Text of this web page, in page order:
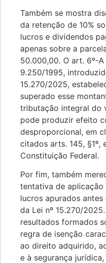
Também se mostra
da retenção de 10%
lucros e dividendos
apenas sobre a
50.000,00. O art. 6º-A
9.250/1995,
15.270/2025,
superado esse
tributação integral do
pode produzir efeito
desproporcional, em
citados arts. 145, §1º,
Constituição Federal.
Por fim, também
tentativa de aplicação
lucros apurados
da Lei nº 15.270/
resultados formados
regra de isenção
ao direito adquirido,
e à segurança